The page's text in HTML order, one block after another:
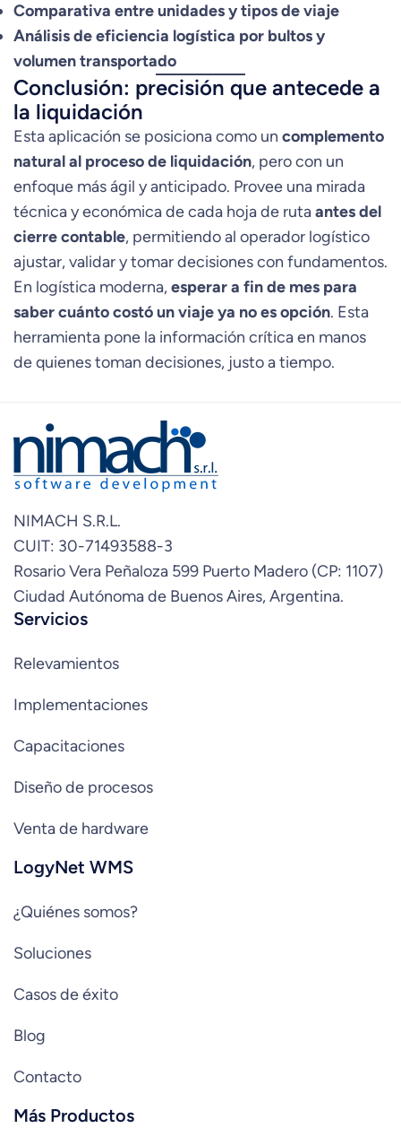
Comparativa entre unidades y tipos de viaje
Análisis de eficiencia logística por bultos y
volumen transportado
Conclusión: precisión que antecede a
la liquidación
Esta aplicación se posiciona como un complemento
natural al proceso de liquidación, pero con un
enfoque más ágil y anticipado. Provee una mirada
técnica y económica de cada hoja de rutaantes del
cierre contable, permitiendo al operador logístico
ajustar, validar y tomar decisiones con fundamentos.
En logística moderna,esperar a fin de mes para
saber cuánto costó un viaje ya no es opción. Esta
herramienta pone la información crítica en manos
de quienes toman decisiones, justo a tiempo.
NIMACH S.R.L.
CUIT: 30-71493588-3
Rosario Vera Peñaloza 599 Puerto Madero (CP: 1107)
Ciudad Autónoma de Buenos Aires, Argentina.
Servicios
Relevamientos
Implementaciones
Capacitaciones
Diseño de procesos
Venta de hardware
LogyNet WMS
¿Quiénes somos?
Soluciones
Casos de éxito
Blog
Contacto
Más Productos